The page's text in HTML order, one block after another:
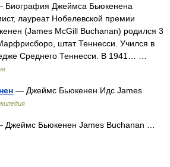
Биография Джеймса Бьюкенена
лауреат Нобелевской премии
(James McGill Buchanan) родился 3
штат Теннесси. Учился в
Среднего Теннесси. В 1941… …
— Джеймс Бьюкенен Идс James
Джеймс Бьюкенен James Buchanan …